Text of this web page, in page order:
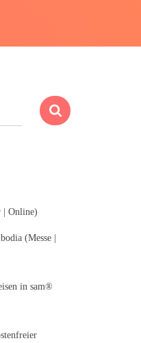
Online)
(Messe |
in sam®